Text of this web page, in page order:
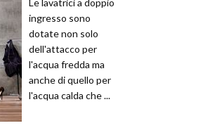
ingresso sono
dotate non solo
dell'attacco per
l'acqua fredda ma
anche di quello per
l'acqua calda che ...